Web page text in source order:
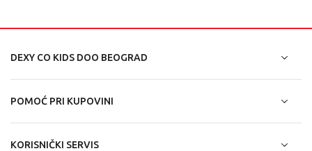
DEXY CO KIDS DOO BEOGRAD
POMOĆ PRI KUPOVINI
KORISNIČKI SERVIS